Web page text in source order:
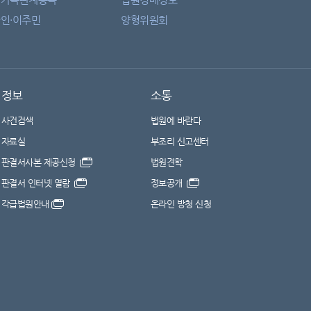
·이주민
양형위원회
정보
사건검색
자료실
판결서사본 제공신청
판결서 인터넷 열람
각급법원안내
소통
법원에 바란다
부조리 신고센터
법원견학
정보공개
온라인 방청 신청